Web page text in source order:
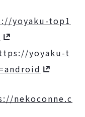
yoyaku-top1
yoyaku-t
nekoconne.c